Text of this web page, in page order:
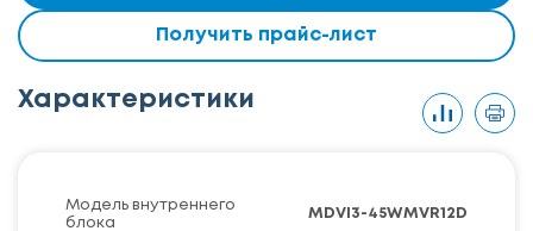
Получить прайс-лист
Характеристики
Модель внутреннего
блока
MDVI3-45WMVR12D